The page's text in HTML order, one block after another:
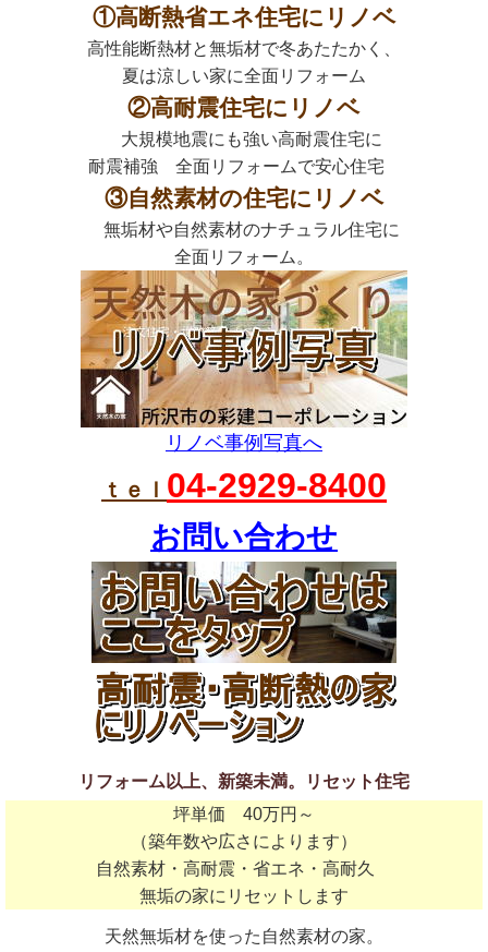
①高断熱省エネ住宅にリノベ
高性能断熱材と無垢材で冬あたたかく、
夏は涼しい家に全面リフォーム
②高耐震住宅にリノベ
大規模地震にも強い高耐震住宅に
耐震補強 全面リフォームで安心住宅
③自然素材の住宅にリノベ
無垢材や自然素材のナチュラル住宅に
全面リフォーム。
リノベ事例写真へ
ｔｅｌ 04-2929-8400
お問い合わせ
リフォーム以上、新築未満。リセット住宅
坪単価 40万円～
（築年数や広さによります）
自然素材・高耐震・省エネ・高耐久
無垢の家にリセットします
天然無垢材を使った自然素材の家。